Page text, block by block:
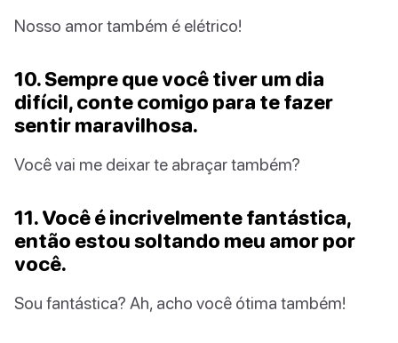
Nosso amor também é elétrico!
10. Sempre que você tiver um dia
difícil, conte comigo para te fazer
sentir maravilhosa.
Você vai me deixar te abraçar também?
11. Você é incrivelmente fantástica,
então estou soltando meu amor por
você.
Sou fantástica? Ah, acho você ótima também!